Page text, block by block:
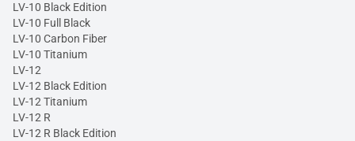
LV-10 Black Edition
LV-10 Full Black
LV-10 Carbon Fiber
LV-10 Titanium
LV-12
LV-12 Black Edition
LV-12 Titanium
LV-12 R
LV-12 R Black Edition